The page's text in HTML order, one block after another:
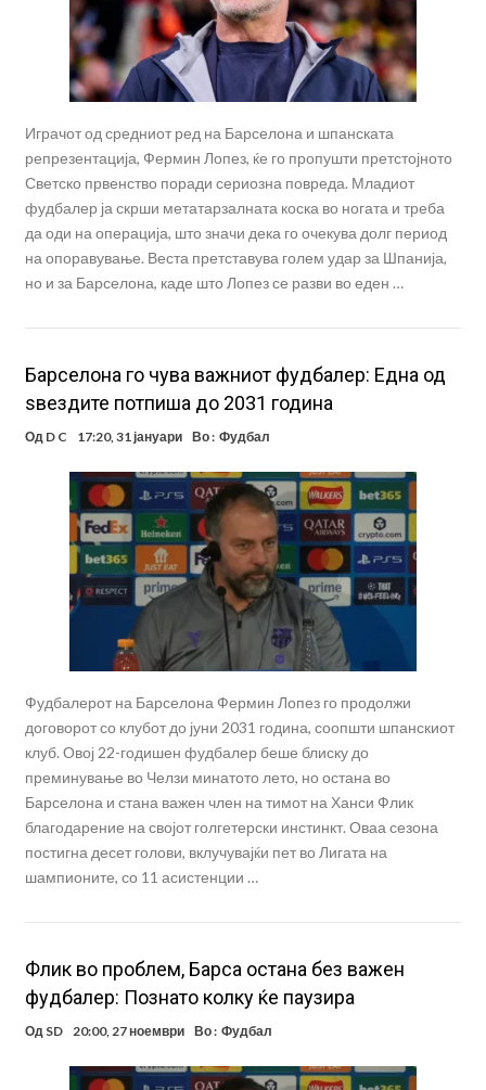
Играчот од средниот ред на Барселона и шпанската
репрезентација, Фермин Лопез, ќе го пропушти претстојното
Светско првенство поради сериозна повреда. Младиот
фудбалер ја скрши метатарзалната коска во ногата и треба
да оди на операција, што значи дека го очекува долг период
на опоравување. Веста претставува голем удар за Шпанија,
но и за Барселона, каде што Лопез се разви во еден …
Барселона го чува важниот фудбалер: Една од
ѕвездите потпиша до 2031 година
Од D C 17:20, 31 јануари Во : Фудбал
Фудбалерот на Барселона Фермин Лопез го продолжи
договорот со клубот до јуни 2031 година, соопшти шпанскиот
клуб. Овој 22-годишен фудбалер беше блиску до
преминување во Челзи минатото лето, но остана во
Барселона и стана важен член на тимот на Ханси Флик
благодарение на својот голгетерски инстинкт. Оваа сезона
постигна десет голови, вклучувајќи пет во Лигата на
шампионите, со 11 асистенции …
Флик во проблем, Барса остана без важен
фудбалер: Познато колку ќе паузира
Од SD 20:00, 27 ноември Во : Фудбал